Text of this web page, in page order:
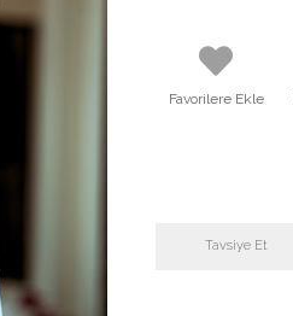
Favorilere Ekle
Tavsiye Et